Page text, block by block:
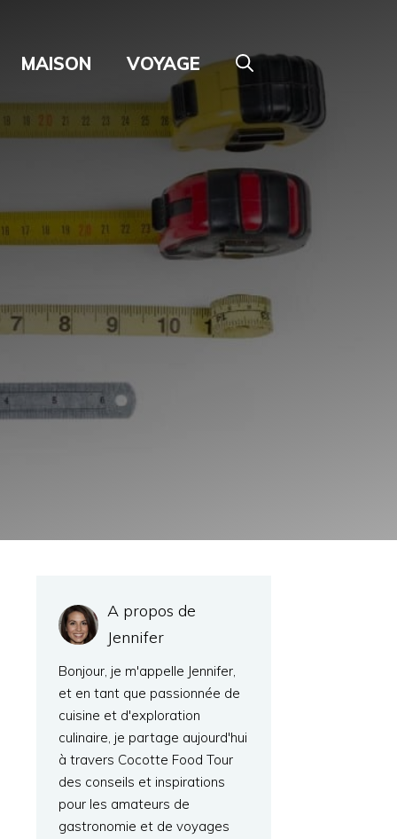
MAISON VOYAGE
A propos de
Jennifer
Bonjour, je m'appelle Jennifer,
et en tant que passionnée de
cuisine et d'exploration
culinaire, je partage aujourd'hui
à travers Cocotte Food Tour
des conseils et inspirations
pour les amateurs de
gastronomie et de voyages